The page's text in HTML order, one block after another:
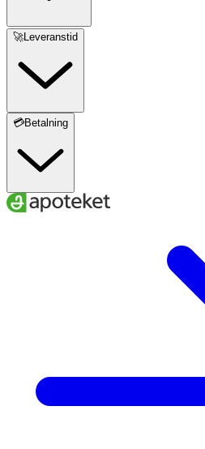
🚀Leveranstid
💳Betalning